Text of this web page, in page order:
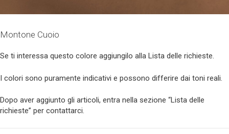
Montone Cuoio
Se ti interessa questo colore aggiungilo alla Lista delle richieste.
I colori sono puramente indicativi e possono differire dai toni reali.
Dopo aver aggiunto gli articoli, entra nella sezione “Lista delle
richieste” per contattarci.